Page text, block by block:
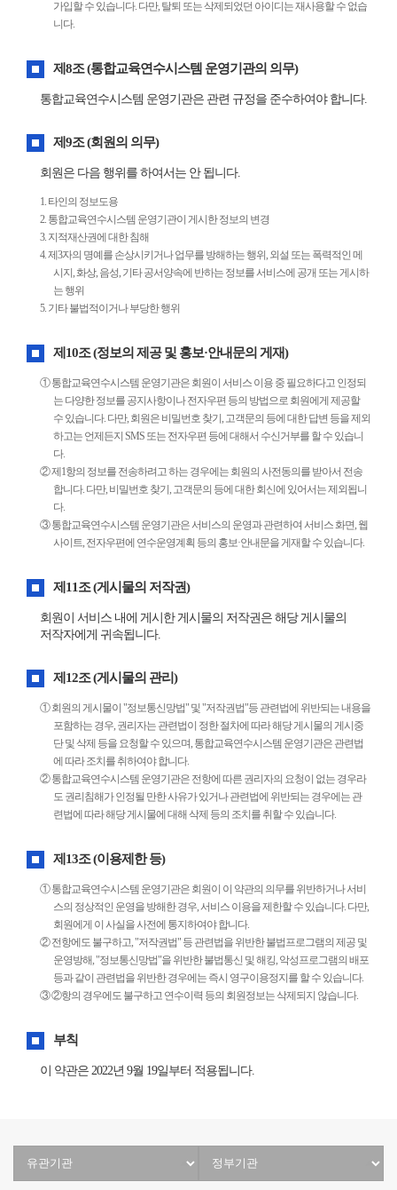
가입할 수 있습니다. 다만, 탈퇴 또는 삭제되었던 아이디는 재사용할 수 없습
니다.
제8조 (통합교육연수시스템 운영기관의 의무)
통합교육연수시스템 운영기관은 관련 규정을 준수하여야 합니다.
제9조 (회원의 의무)
회원은 다음 행위를 하여서는 안 됩니다.
1. 타인의 정보도용
2. 통합교육연수시스템 운영기관이 게시한 정보의 변경
3. 지적재산권에 대한 침해
4. 제3자의 명예를 손상시키거나 업무를 방해하는 행위, 외설 또는 폭력적인 메
시지, 화상, 음성, 기타 공서양속에 반하는 정보를 서비스에 공개 또는 게시하
는 행위
5. 기타 불법적이거나 부당한 행위
제10조 (정보의 제공 및 홍보·안내문의 게재)
① 통합교육연수시스템 운영기관은 회원이 서비스 이용 중 필요하다고 인정되
는 다양한 정보를 공지사항이나 전자우편 등의 방법으로 회원에게 제공할
수 있습니다. 다만, 회원은 비밀번호 찾기, 고객문의 등에 대한 답변 등을 제외
하고는 언제든지 SMS 또는 전자우편 등에 대해서 수신거부를 할 수 있습니
다.
② 제1항의 정보를 전송하려고 하는 경우에는 회원의 사전동의를 받아서 전송
합니다. 다만, 비밀번호 찾기, 고객문의 등에 대한 회신에 있어서는 제외됩니
다.
③ 통합교육연수시스템 운영기관은 서비스의 운영과 관련하여 서비스 화면, 웹
사이트, 전자우편에 연수운영계획 등의 홍보·안내문을 게재할 수 있습니다.
제11조 (게시물의 저작권)
회원이 서비스 내에 게시한 게시물의 저작권은 해당 게시물의
저작자에게 귀속됩니다.
제12조 (게시물의 관리)
① 회원의 게시물이 "정보통신망법" 및 "저작권법"등 관련법에 위반되는 내용을
포함하는 경우, 권리자는 관련법이 정한 절차에 따라 해당 게시물의 게시중
단 및 삭제 등을 요청할 수 있으며, 통합교육연수시스템 운영기관은 관련법
에 따라 조치를 취하여야 합니다.
② 통합교육연수시스템 운영기관은 전항에 따른 권리자의 요청이 없는 경우라
도 권리침해가 인정될 만한 사유가 있거나 관련법에 위반되는 경우에는 관
련법에 따라 해당 게시물에 대해 삭제 등의 조치를 취할 수 있습니다.
제13조 (이용제한 등)
① 통합교육연수시스템 운영기관은 회원이 이 약관의 의무를 위반하거나 서비
스의 정상적인 운영을 방해한 경우, 서비스 이용을 제한할 수 있습니다. 다만,
회원에게 이 사실을 사전에 통지하여야 합니다.
② 전항에도 불구하고, "저작권법" 등 관련법을 위반한 불법프로그램의 제공 및
운영방해, "정보통신망법"을 위반한 불법통신 및 해킹, 악성프로그램의 배포
등과 같이 관련법을 위반한 경우에는 즉시 영구이용정지를 할 수 있습니다.
③ ②항의 경우에도 불구하고 연수이력 등의 회원정보는 삭제되지 않습니다.
부칙
이 약관은 2022년 9월 19일부터 적용됩니다.